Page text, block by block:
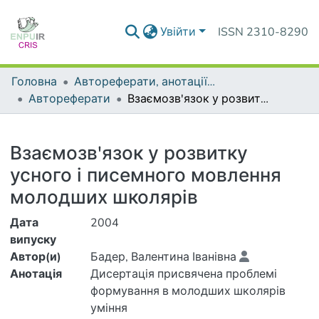
Увійти ISSN 2310-8290
Головна
Автореферати, анотації до дисертацій та дисертації
Автореферати
Взаємозв'язок у розвитку усного і писемного мовлення молодших школярів
Взаємозв'язок у розвитку
усного і писемного мовлення
молодших школярів
Дата
випуску
2004
Автор(и)
Бадер, Валентина Іванівна
Анотація
Дисертація присвячена проблемі
формування в молодших школярів